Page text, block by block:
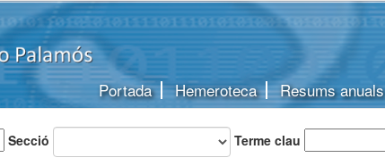
Portada Hemeroteca Resums anuals
Secció Terme clau